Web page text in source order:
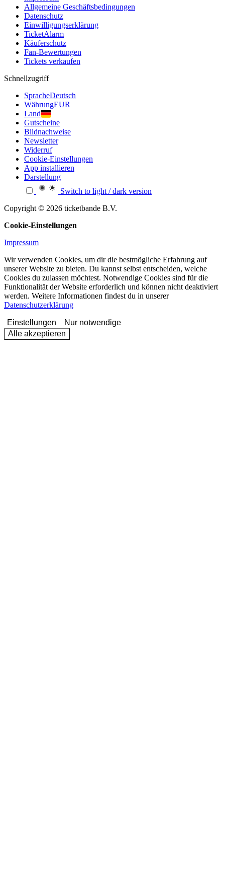
Allgemeine Geschäftsbedingungen
Datenschutz
Einwilligungserklärung
TicketAlarm
Käuferschutz
Fan-Bewertungen
Tickets verkaufen
Schnellzugriff
SpracheDeutsch
WährungEUR
Land
Gutscheine
Bildnachweise
Newsletter
Widerruf
Cookie-Einstellungen
App installieren
Darstellung
Switch to light / dark version
Copyright © 2026 ticketbande B.V.
Cookie-Einstellungen
Impressum
Wir verwenden Cookies, um dir die bestmögliche Erfahrung auf
unserer Website zu bieten. Du kannst selbst entscheiden, welche
Cookies du zulassen möchtest. Notwendige Cookies sind für die
Funktionalität der Website erforderlich und können nicht deaktiviert
werden. Weitere Informationen findest du in unserer
Datenschutzerklärung
Einstellungen
Nur notwendige
Alle akzeptieren